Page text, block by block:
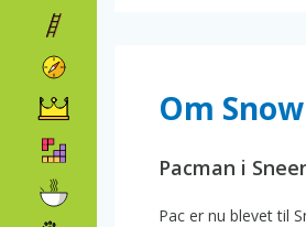
Om
Pacman i
Pac er nu blevet til